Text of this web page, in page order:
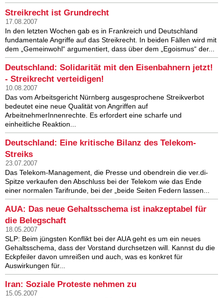
Streikrecht ist Grundrecht
17.08.2007
In den letzten Wochen gab es in Frankreich und Deutschland
fundamentale Angriffe auf das Streikrecht. In beiden Fällen wird mit
dem „Gemeinwohl“ argumentiert, dass über dem „Egoismus“ der...
Deutschland: Solidarität mit den Eisenbahnern jetzt!
- Streikrecht verteidigen!
10.08.2007
Das vom Arbeitsgericht Nürnberg ausgesprochene Streikverbot
bedeutet eine neue Qualität von Angriffen auf
ArbeitnehmerInnenrechte. Es erfordert eine scharfe und
einheitliche Reaktion...
Deutschland: Eine kritische Bilanz des Telekom-
Streiks
23.07.2007
Das Telekom-Management, die Presse und obendrein die ver.di-
Spitze verkaufen den Abschluss bei der Telekom wie das Ende
einer normalen Tarifrunde, bei der „beide Seiten Federn lassen...
AUA: Das neue Gehaltsschema ist inakzeptabel für
die Belegschaft
18.05.2007
SLP: Beim jüngsten Konflikt bei der AUA geht es um ein neues
Gehaltsschema, dass der Vorstand durchsetzen will. Kannst du die
Eckpfeiler davon umreißen und auch, was es konkret für
Auswirkungen für...
Iran: Soziale Proteste nehmen zu
15.05.2007